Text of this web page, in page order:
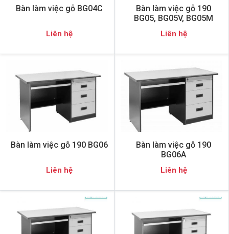
Bàn làm việc gỗ BG04C
Liên hệ
Bàn làm việc gỗ 190
BG05, BG05V, BG05M
Liên hệ
Bàn làm việc gỗ 190 BG06
Liên hệ
Bàn làm việc gỗ 190
BG06A
Liên hệ